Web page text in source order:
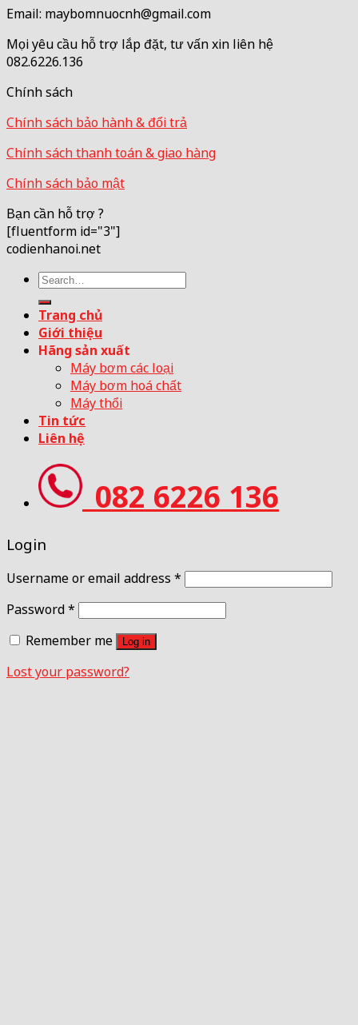
Email: maybomnuocnh@gmail.com
Mọi yêu cầu hỗ trợ lắp đặt, tư vấn xin liên hệ
082.6226.136
Chính sách
Chính sách bảo hành & đổi trả
Chính sách thanh toán & giao hàng
Chính sách bảo mật
Bạn cần hỗ trợ ?
[fluentform id="3"]
codienhanoi.net
Search
for:
Trang chủ
Giới thiệu
Hãng sản xuất
Máy bơm các loại
Máy bơm hoá chất
Máy thổi
Tin tức
Liên hệ
082 6226 136
Login
Username or email address *
Password*
Remember me
Log in
Lost your password?